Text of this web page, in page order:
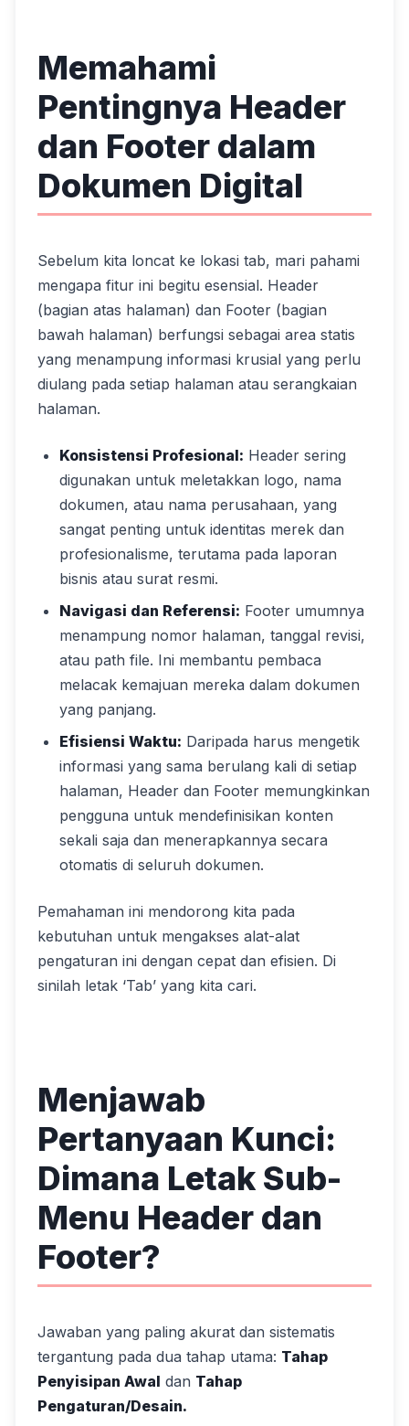
Memahami
Pentingnya Header
dan Footer dalam
Dokumen Digital
Sebelum kita loncat ke lokasi tab, mari pahami
mengapa fitur ini begitu esensial. Header
(bagian atas halaman) dan Footer (bagian
bawah halaman) berfungsi sebagai area statis
yang menampung informasi krusial yang perlu
diulang pada setiap halaman atau serangkaian
halaman.
Konsistensi Profesional: Header sering
digunakan untuk meletakkan logo, nama
dokumen, atau nama perusahaan, yang
sangat penting untuk identitas merek dan
profesionalisme, terutama pada laporan
bisnis atau surat resmi.
Navigasi dan Referensi: Footer umumnya
menampung nomor halaman, tanggal revisi,
atau path file. Ini membantu pembaca
melacak kemajuan mereka dalam dokumen
yang panjang.
Efisiensi Waktu: Daripada harus mengetik
informasi yang sama berulang kali di setiap
halaman, Header dan Footer memungkinkan
pengguna untuk mendefinisikan konten
sekali saja dan menerapkannya secara
otomatis di seluruh dokumen.
Pemahaman ini mendorong kita pada
kebutuhan untuk mengakses alat-alat
pengaturan ini dengan cepat dan efisien. Di
sinilah letak ‘Tab’ yang kita cari.
Menjawab
Pertanyaan Kunci:
Dimana Letak Sub-
Menu Header dan
Footer?
Jawaban yang paling akurat dan sistematis
tergantung pada dua tahap utama: Tahap
Penyisipan Awal dan Tahap
Pengaturan/Desain.